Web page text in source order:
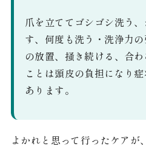
爪を立ててゴシゴシ洗う
す、何度も洗う・洗浄力
の放置、掻き続ける、合
ことは頭皮の負担になり
あります。
よかれと思って行ったケアが